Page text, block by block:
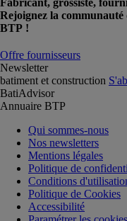
Fabricant, grossiste,
Rejoignez la communauté
BTP !
Offre fournisseurs
Newsletter
batiment et construction
BatiAdvisor
Annuaire BTP
Qui sommes-nous
Nos newsletters
Mentions légales
Politique de
Conditions
Politique de Cookies
Accessibilité